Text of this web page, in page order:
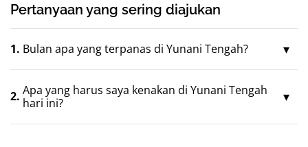
Pertanyaan yang sering diajukan
1. Bulan apa yang terpanas di Yunani Tengah?
2. Apa yang harus saya kenakan di Yunani Tengah
hari ini?